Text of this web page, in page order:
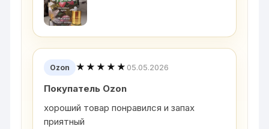
Ozon ★★★★★ 05.05.2026
Покупатель Ozon
хороший товар понравился и запах
приятный